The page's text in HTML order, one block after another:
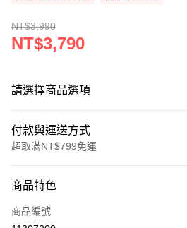
NT$3,990
NT$3,790
請選擇商品選項
付款與運送方式
超取滿NT$799免運
信用卡一次付款
超商取貨付款
商品特色
商品編號